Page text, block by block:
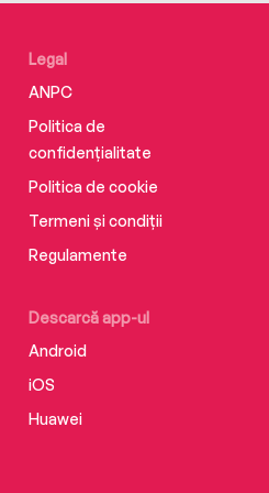
Descarcă app-ul
Android
iOS
Huawei
Legal
ANPC
Politica de
confidențialitate
Politica de cookie
Termeni și condiții
Regulamente